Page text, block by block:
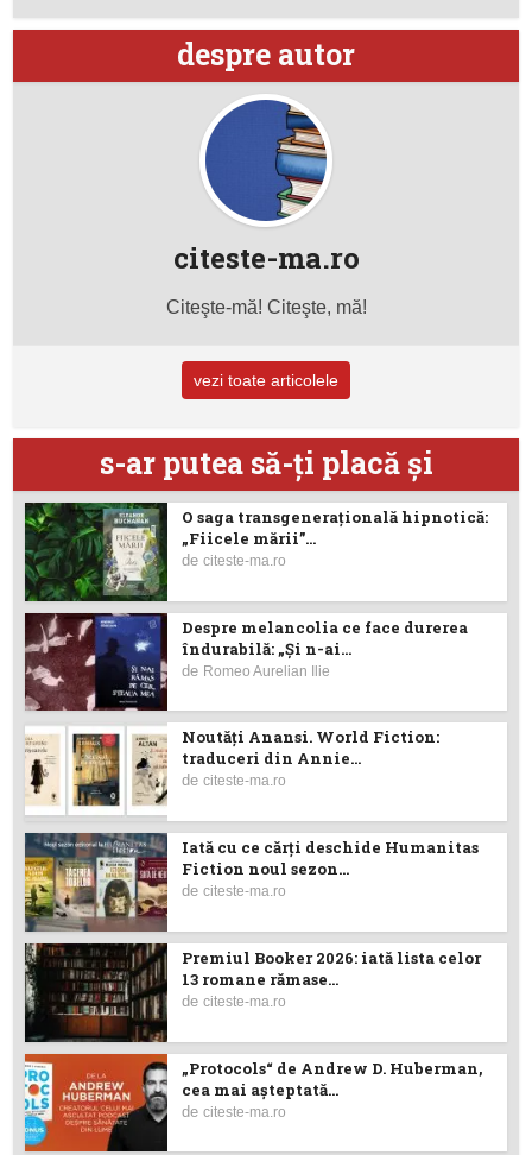
despre autor
citeste-ma.ro
Citeşte-mă! Citeşte, mă!
vezi toate articolele
s-ar putea să-ţi placă şi
O saga transgenerațională hipnotică:
„Fiicele mării”...
deciteste-ma.ro
Despre melancolia ce face durerea
îndurabilă: „Și n-ai...
de Romeo Aurelian Ilie
Noutăţi Anansi. World Fiction:
traduceri din Annie...
deciteste-ma.ro
Iată cu ce cărţi deschide Humanitas
Fiction noul sezon...
deciteste-ma.ro
Premiul Booker 2026: iată lista celor
13 romane rămase...
deciteste-ma.ro
„Protocols“ de Andrew D. Huberman,
cea mai așteptată...
deciteste-ma.ro